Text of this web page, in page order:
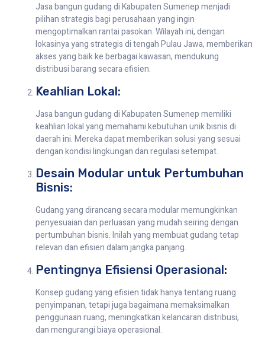
Jasa bangun gudang di Kabupaten Sumenep menjadi
pilihan strategis bagi perusahaan yang ingin
mengoptimalkan rantai pasokan. Wilayah ini, dengan
lokasinya yang strategis di tengah Pulau Jawa, memberikan
akses yang baik ke berbagai kawasan, mendukung
distribusi barang secara efisien.
Keahlian Lokal:
Jasa bangun gudang di Kabupaten Sumenep memiliki
keahlian lokal yang memahami kebutuhan unik bisnis di
daerah ini. Mereka dapat memberikan solusi yang sesuai
dengan kondisi lingkungan dan regulasi setempat.
Desain Modular untuk Pertumbuhan
Bisnis:
Gudang yang dirancang secara modular memungkinkan
penyesuaian dan perluasan yang mudah seiring dengan
pertumbuhan bisnis. Inilah yang membuat gudang tetap
relevan dan efisien dalam jangka panjang.
Pentingnya Efisiensi Operasional:
Konsep gudang yang efisien tidak hanya tentang ruang
penyimpanan, tetapi juga bagaimana memaksimalkan
penggunaan ruang, meningkatkan kelancaran distribusi,
dan mengurangi biaya operasional.